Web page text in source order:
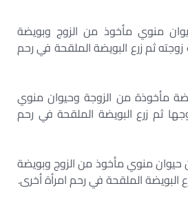
حيوان منوي مأخوذ من الزوج وبويضة
ثم زرع البويضة الملقحة في رحم
مأخوذة من الزوجة وحيوان منوي
ثم زرع البويضة الملقحة في رحم
حيوان منوي مأخوذ من الزوج وبويضة
البويضة الملقحة في رحم امرأة أخرى.